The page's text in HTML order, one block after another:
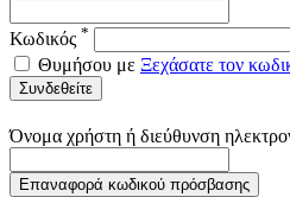
Κωδικός *
Θυμήσου με Ξεχάσατε τον
Συνδεθείτε
Όνομα χρήστη ή διεύθυνση
Επαναφορά κωδικού πρόσβασης